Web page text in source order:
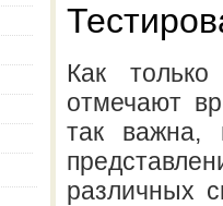
Как
отмечают
так важна,
различных